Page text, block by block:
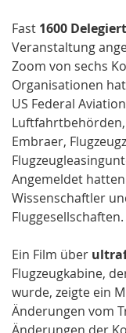
Fast 1600
Veranstaltung
Zoom von sechs
Organisationen
US Federal
Luftfahrtbehörden,
Embraer,
Angemeldet
Wissenschaftler
Fluggesellschaften.
Ein Film über
Flugzeugkabine,
wurde, zeigte ein
Änderungen vom